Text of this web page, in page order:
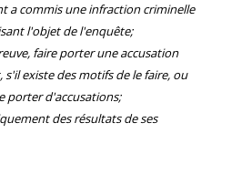
a commis une infraction criminelle
l'objet de l'enquête;
faire porter une accusation
existe des motifs de le faire, ou
porter d'accusations;
des résultats de ses